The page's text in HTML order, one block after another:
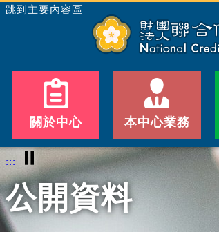
跳到主要內容區
關於中心 本中心業務
::: ⏸
公開資料